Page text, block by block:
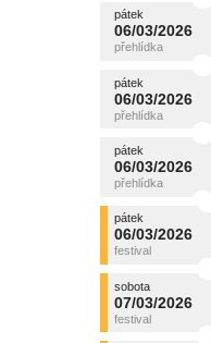
pátek
06/03/2026
pátek
06/03/2026
pátek
06/03/2026
pátek
06/03/2026
pátek
06/03/2026
pátek
06/03/2026
pátek
06/03/2026
pátek
06/03/2026
sobota
07/03/2026
sobota
07/03/2026